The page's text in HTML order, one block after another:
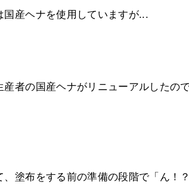
国産ヘナを使用していますが...
者の国産ヘナがリニューアルしたの
塗布をする前の準備の段階で「ん！